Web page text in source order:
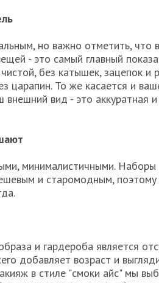
но важно отметить, что
- это самый главный
без катышек, зацепок и
царапин. То же касается и
вид - это аккуратная
минималистичными. Наборы
и старомодным, поэтому
и гардероба является
добавляет возраст и
в стиле "смоки айс" мы